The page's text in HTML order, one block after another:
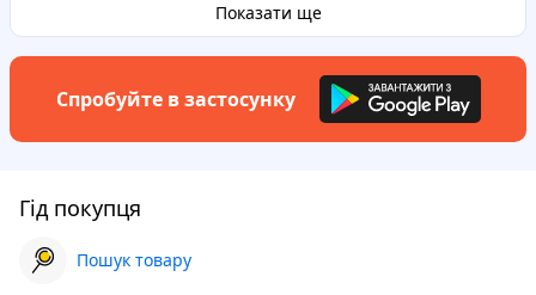
Показати ще
Спробуйте в застосунку
Гід покупця
Пошук товару